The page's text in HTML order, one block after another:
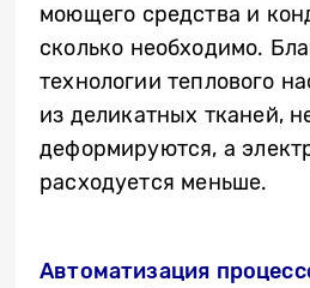
моющего средства и
сколько необходимо.
технологии теплового
из деликатных тканей,
деформируются, а
расходуется меньше.
Автоматизация